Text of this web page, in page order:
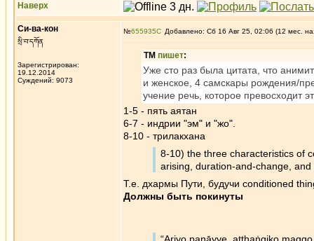
Наверх
Си-ва-кон
སྲི་བ་དཀོན
Зарегистрирован:
19.12.2014
Суждений: 9073
№655935 Добавлено: Сб 16 Авг 25, 02:06 (12 мес.
ТМ пишет:
Уже сто раз была цитата, что
и женское, 4 самскары рождения/
учение речь, которое превосходит
1-5 - пять аятан
6-7 - индрии "эм" и "жо".
8-10 - трилакхана
8-10) the three characteristics of
arising, duration-and-change, and
Т.е. дхармы Пути, будучи conditioned
Должны быть покинуты